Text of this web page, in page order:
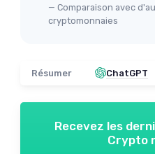
— Comparaison avec
cryptomonnaies
Résumer ChatGPT
Recevez les
Crypto